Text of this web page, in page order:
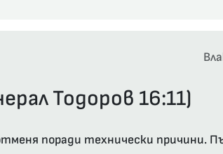
Тодоров 16:11)
поради технически причини.